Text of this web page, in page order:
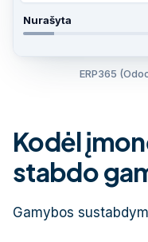
Nurašyta
ERP365
Kodėl
stabdo
Gamybos